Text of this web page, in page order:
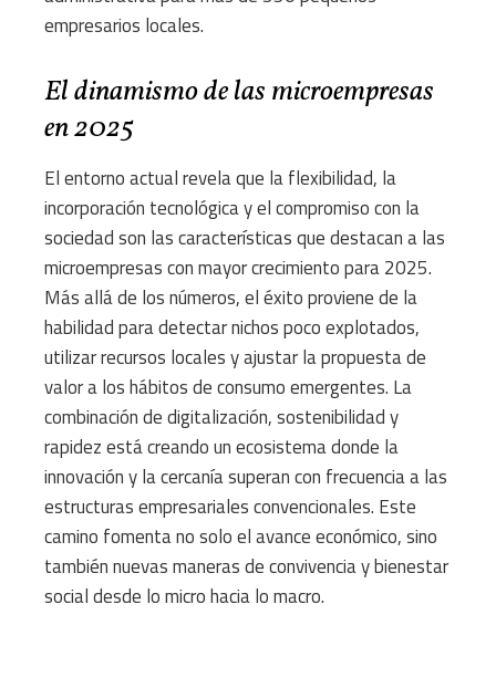
empresarios locales.
El dinamismo de las microempresas
en 2025
El entorno actual revela que la flexibilidad, la
incorporación tecnológica y el compromiso con la
sociedad son las características que destacan a las
microempresas con mayor crecimiento para 2025.
Más allá de los números, el éxito proviene de la
habilidad para detectar nichos poco explotados,
utilizar recursos locales y ajustar la propuesta de
valor a los hábitos de consumo emergentes. La
combinación de digitalización, sostenibilidad y
rapidez está creando un ecosistema donde la
innovación y la cercanía superan con frecuencia a las
estructuras empresariales convencionales. Este
camino fomenta no solo el avance económico, sino
también nuevas maneras de convivencia y bienestar
social desde lo micro hacia lo macro.